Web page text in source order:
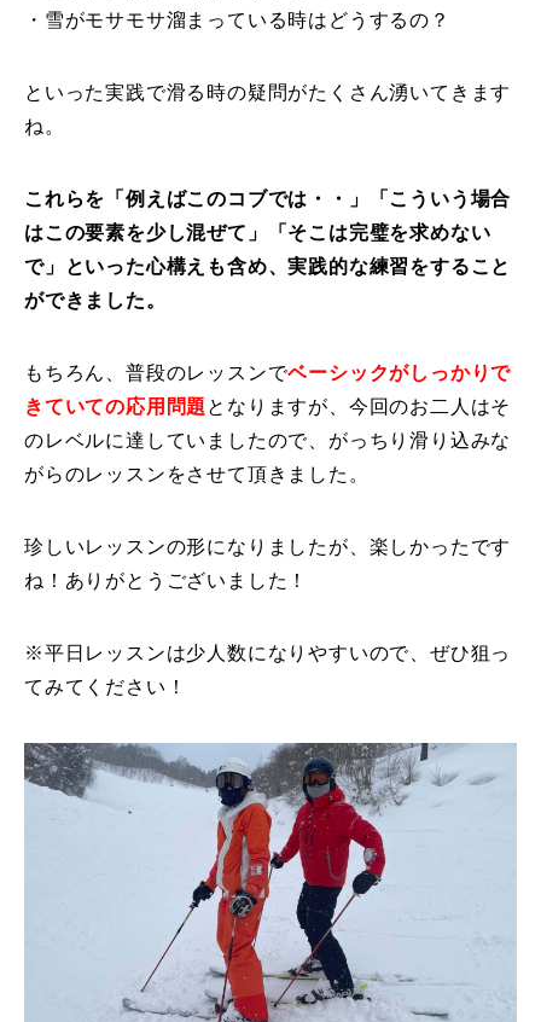
・雪がモサモサ溜まっている時はどうするの？
といった実践で滑る時の疑問がたくさん湧いてきます
ね。
これらを「例えばこのコブでは・・」「こういう場合
はこの要素を少し混ぜて」「そこは完璧を求めない
で」といった心構えも含め、実践的な練習をすること
ができました。
もちろん、普段のレッスンでベーシックがしっかりで
きていての応用問題 となりますが、今回のお二人はそ
のレベルに達していましたので、がっちり滑り込みな
がらのレッスンをさせて頂きました。
珍しいレッスンの形になりましたが、楽しかったです
ね！ありがとうございました！
※平日レッスンは少人数になりやすいので、ぜひ狙っ
てみてください！